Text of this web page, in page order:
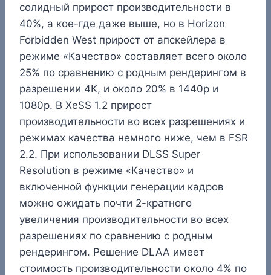
солидный прирост производительности в
40%, а кое-где даже выше, но в Horizon
Forbidden West прирост от апскейлера в
режиме «Качество» составляет всего около
25% по сравнению с родным рендерингом в
разрешении 4K, и около 20% в 1440p и
1080p. В XeSS 1.2 прирост
производительности во всех разрешениях и
режимах качества немного ниже, чем в FSR
2.2. При использовании DLSS Super
Resolution в режиме «Качество» и
включенной функции генерации кадров
можно ожидать почти 2-кратного
увеличения производительности во всех
разрешениях по сравнению с родным
рендерингом. Решение DLAA имеет
стоимость производительности около 4% по